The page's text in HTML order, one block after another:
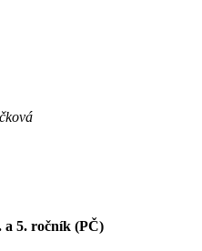
- 5. ročník
hodin
5. ročník (PČ)